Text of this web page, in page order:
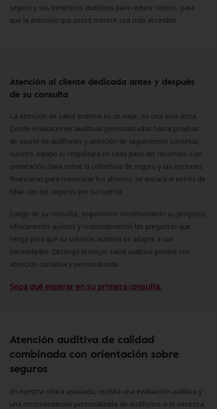
seguro y sus beneficios auditivos para reducir costos, para
que la atención que usted merece sea más accesible.
Atención al cliente dedicada antes y después
de su consulta
La atención de salud auditiva es un viaje, no una sola visita.
Desde evaluaciones auditivas personalizadas hasta pruebas
de ajuste de audífonos y atención de seguimiento continua,
nuestro equipo lo respaldará en cada paso del recorrido. Con
orientación clara sobre la cobertura de seguro y las opciones
financieras para maximizar los ahorros, se evitará el estrés de
lidiar con los seguros por su cuenta.
Luego de su consulta, seguiremos monitoreando su progreso,
ofreceremos ajustes y responderemos las preguntas que
tenga para que su solución auditiva se adapte a sus
necesidades. Obtenga la mejor salud auditiva posible con
atención continua y personalizada.
Sepa qué esperar en su primera consulta.
Atención auditiva de calidad
combinada con orientación sobre
seguros
En nuestra clínica asociada, recibirá una evaluación auditiva y
una recomendación personalizada de audífonos si lo necesita.